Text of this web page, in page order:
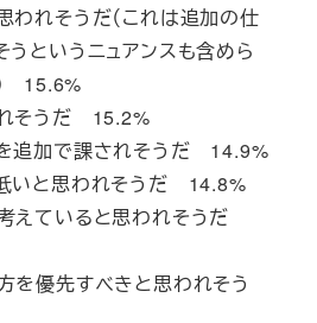
われそうだ（これは追加の仕
うというニュアンスも含めら
15.6%
そうだ 15.2%
追加で課されそうだ 14.9%
いと思われそうだ 14.8%
えていると思われそうだ
を優先すべきと思われそう